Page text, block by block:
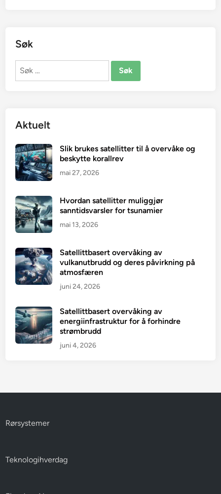
Søk
Søk
Aktuelt
Slik brukes satellitter til å overvåke og
beskytte korallrev
mai 27, 2026
Hvordan satellitter muliggjør
sanntidsvarsler for tsunamier
mai 13, 2026
Satellittbasert overvåking av
vulkanutbrudd og deres påvirkning på
atmosfæren
juni 24, 2026
Satellittbasert overvåking av
energiinfrastruktur for å forhindre
strømbrudd
juni 4, 2026
Rørsystemer
Teknologihverdag